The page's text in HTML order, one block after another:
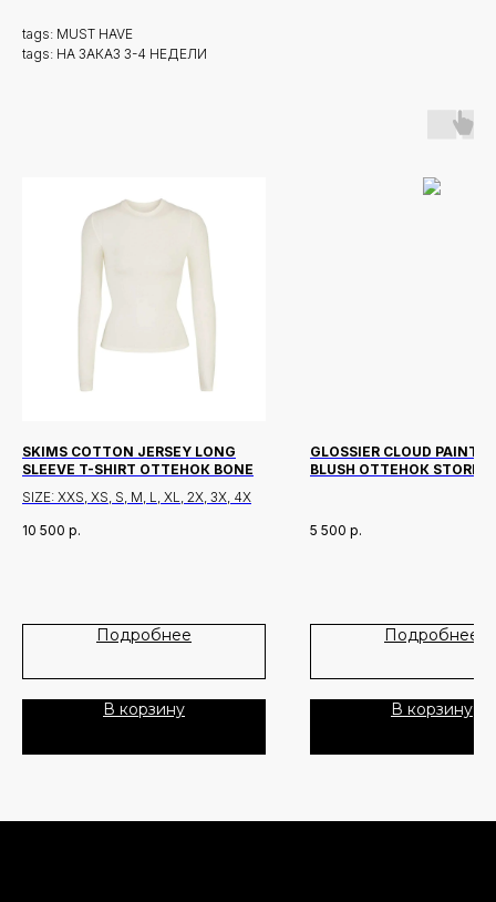
tags: MUST HAVE
tags: НА ЗАКАЗ 3-4 НЕДЕЛИ
SKIMS COTTON JERSEY LONG
SLEEVE T-SHIRT ОТТЕНОК BONE
SIZE: XXS, XS, S, M, L, XL, 2X, 3X, 4X
10 500 р.
Подробнее
В корзину
GLOSSIER CLOUD PAINT
BLUSH ОТТЕНОК STORM
5 500 р.
Подробнее
В корзину
О нас
Лидеры продаж